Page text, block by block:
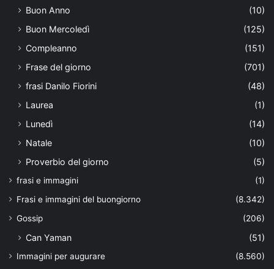
Buon Anno
(10)
Buon Mercoledì
(125)
Compleanno
(151)
Frase del giorno
(701)
frasi Danilo Fiorini
(48)
Laurea
(1)
Lunedì
(14)
Natale
(10)
Proverbio del giorno
(5)
frasi e immagini
(1)
Frasi e immagini del buongiorno
(8.342)
Gossip
(206)
Can Yaman (51)
Immagini per augurare (8.560)